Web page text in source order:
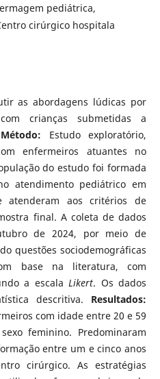
pediátrica,
cirúrgico hospitala
as abordagens lúdicas por
crianças submetidas a
Método: Estudo exploratório,
enfermeiros atuantes no
do estudo foi formada
atendimento pediátrico em
atenderam aos critérios de
final. A coleta de dados
de 2024, por meio de
questões sociodemográficas
base na literatura, com
a escalaLikert. Os dados
descritiva. Resultados:
com idade entre 20 e 59
feminino. Predominaram
entre um e cinco anos
cirúrgico. As estratégias